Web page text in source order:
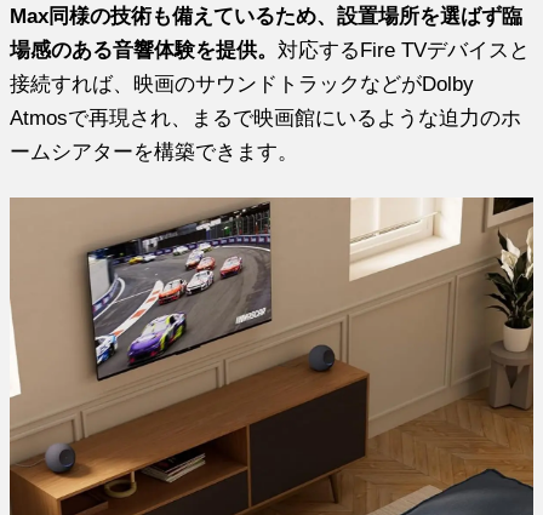
Max同様の技術も備えているため、設置場所を選ばず臨
場感のある音響体験を提供。対応するFire TVデバイスと
接続すれば、映画のサウンドトラックなどがDolby
Atmosで再現され、まるで映画館にいるような迫力のホ
ームシアターを構築できます。